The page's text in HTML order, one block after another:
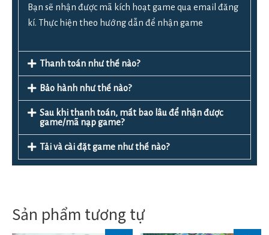
Bạn sẽ nhận được mã kích hoạt game qua email đăng
kí. Thực hiện theo hướng dẫn để nhận game
Thanh toán như thế nào?
Bảo hành như thế nào?
Sau khi thanh toán, mất bao lâu để nhận được
game/mã nạp game?
Tải và cài đặt game như thế nào?
Sản phẩm tương tự